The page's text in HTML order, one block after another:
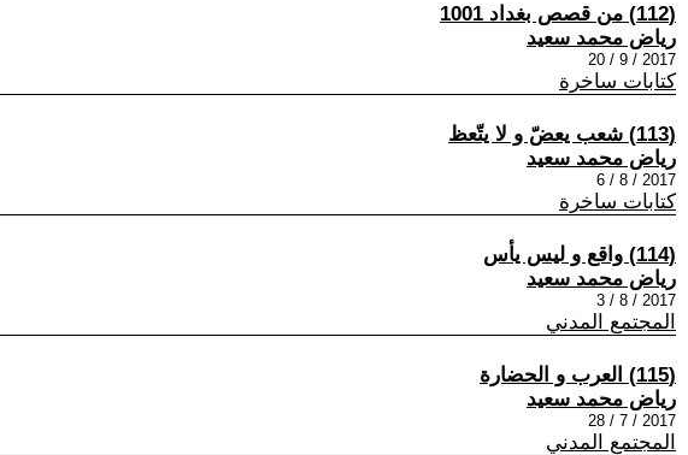
(112) من قصص بغداد 1001
رياض محمد سعيد
2017 / 9 / 20
كتابات ساخرة
(113) شعب يعضّ و لا يتّعظ
رياض محمد سعيد
2017 / 8 / 6
كتابات ساخرة
(114) واقع و ليس يأس
رياض محمد سعيد
2017 / 8 / 3
المجتمع المدني
(115) العرب و الحضارة
رياض محمد سعيد
2017 / 7 / 28
المجتمع المدني